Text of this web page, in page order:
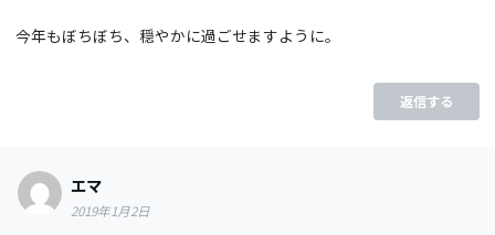
今年もぼちぼち、穏やかに過ごせますように。
返信する
エマ
2019年1月2日